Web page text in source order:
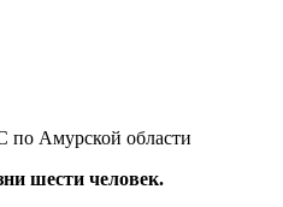
Амурской области
шести человек.